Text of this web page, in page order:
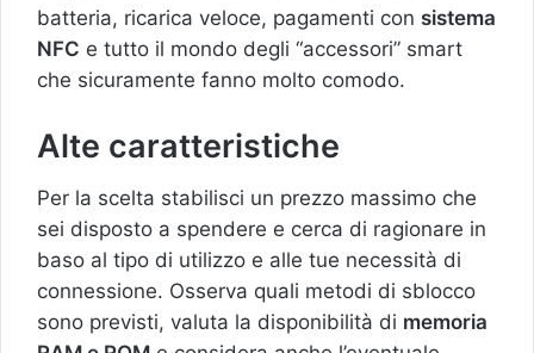
batteria, ricarica veloce, pagamenti con sistema
NFC e tutto il mondo degli “accessori” smart
che sicuramente fanno molto comodo.
Alte caratteristiche
Per la scelta stabilisci un prezzo massimo che
sei disposto a spendere e cerca di ragionare in
baso al tipo di utilizzo e alle tue necessità di
connessione. Osserva quali metodi di sblocco
sono previsti, valuta la disponibilità di memoria